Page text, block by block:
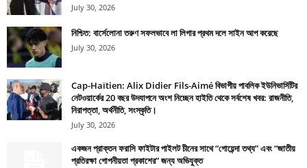
July 30, 2026
নিশ্চিত: বার্সেলোনা তরুণ সফলভাবে লা লিগার প্রথম দলে সাইন আপ করেছে
July 30, 2026
Cap-Haïtien: Alix Didier Fils-Aimé বিভাগীয় পাবলিক ইউনিভার্সিটির
নেটওয়ার্কের 20 বছর উদযাপনে অংশ নিচ্ছেন হাইতি থেকে সর্বশেষ খবর: রাজনীতি,
নিরাপত্তা, অর্থনীতি, সংস্কৃতি।
July 30, 2026
একজন প্রাক্তন ফরাসি ফাইটার পাইলট চীনের সাথে “গোয়েন্দা তথ্য” এবং “জাতীয়
প্রতিরক্ষা গোপনীয়তা প্রকাশের” জন্য অভিযুক্ত